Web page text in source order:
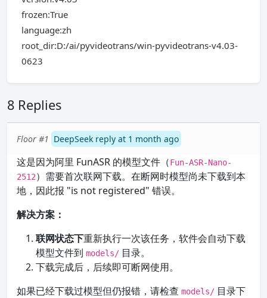
frozen:True
language:zh
root_dir:D:/ai/pyvideotrans/win-pyvideotrans-v4.03-
0623
8 Replies
Floor #1 DeepSeek reply at 1 month ago
这是因为阿里 FunASR 的模型文件（Fun-ASR-Nano-
2512）需要首次联网下载。在断网时模型尚未下载到本
地，因此报 "is not registered" 错误。
解决方案：
联网状态下重新执行一次该任务，软件会自动下载
模型文件到 models/ 目录。
下载完成后，后续即可断网使用。
如果已经下载过模型但仍报错，请检查 models/ 目录下